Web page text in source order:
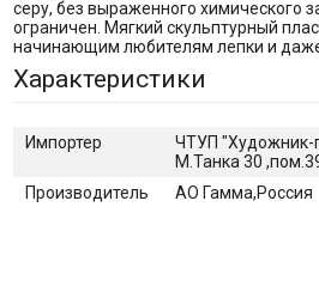
серу, без выраженного химического
ограничен. Мягкий скульптурный
начинающим любителям лепки и
Характеристики
Импортер
ЧТУП "Художник-
М.Танка 30
Производитель
АО Гамма,Россия